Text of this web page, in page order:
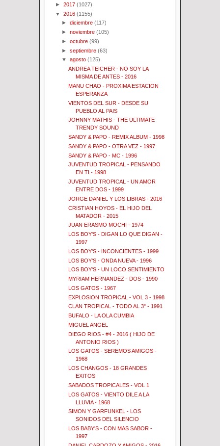
► 2017 (1027)
▼ 2016 (1155)
►diciembre (117)
►noviembre (105)
►octubre (99)
►septiembre (63)
▼agosto (125)
ANDREA TEICHER - NO SOY LA
MISMA DE ANTES - 2016
MANU CHAO - PROXIMA ESTACION
ESPERANZA
VIENTOS DEL SUR - DESDE SU
PUEBLO AL PAIS
JOHNNY MATHIS - THE ULTIMATE
TRENDY SOUND
SANDY & PAPO - REMIX ALBUM - 1998
SANDY & PAPO - OTRA VEZ - 1997
SANDY & PAPO - MC - 1996
JUVENTUD TROPICAL - PENSANDO
EN TI - 1998
JUVENTUD TROPICAL - UN AMOR
ENTRE DOS - 1999
JORGE DANIEL Y LOS LIBRAS - 2016
CRISTIAN HOYOS - EL HIJO DEL
MATADOR - 2015
JUAN ERASMO MOCHI - 1974
LOS BOY'S - DIGAN LO QUE DIGAN -
1997
LOS BOY'S - INCONCIENTES - 1999
LOS BOY'S - ONDA NUEVA - 1996
LOS BOY'S - UN LOCO SENTIMIENTO
MYRIAM HERNANDEZ - DOS - 1990
LOS GATOS - 1967
EXPLOSION TROPICAL - VOL 3 - 1998
CLAN TROPICAL - TODO AL 3° - 1991
BUFALO - LA OLA CUMBIA
MIGUEL ANGEL
DIEGO RIOS - #4 - 2016 ( HIJO DE
ANTONIO RIOS )
LOS GATOS - SEREMOS AMIGOS -
1968
LOS CHANGOS - 18 GRANDES
EXITOS
SABADOS TROPICALES - VOL 1
LOS GATOS - VIENTO DILE A LA
LLUVIA - 1968
SIMON Y GARFUNKEL - LOS
SONIDOS DEL SILENCIO
LOS BABY'S - CON MAS SABOR -
1997